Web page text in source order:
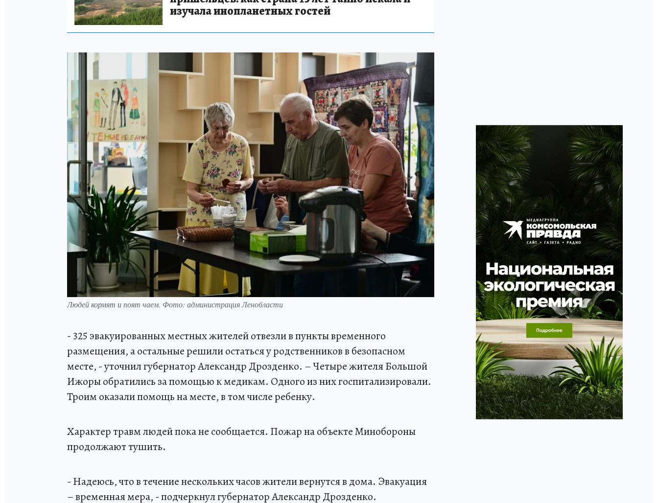
изучала инопланетных гостей
Людей кормят и поят чаем. Фото: администрация Ленобласти
- 325 эвакуированных местных жителей отвезли в пункты временного
размещения, а остальные решили остаться у родственников в безопасном
месте, - уточнил губернатор Александр Дрозденко. – Четыре жителя Большой
Ижоры обратились за помощью к медикам. Одного из них госпитализировали.
Троим оказали помощь на месте, в том числе ребенку.
Характер травм людей пока не сообщается. Пожар на объекте Минобороны
продолжают тушить.
- Надеюсь, что в течение нескольких часов жители вернутся в дома. Эвакуация
– временная мера, - подчеркнул губернатор Александр Дрозденко.